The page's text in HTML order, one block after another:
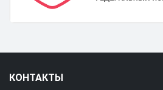
КОНТАКТЫ